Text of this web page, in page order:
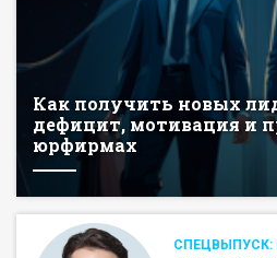
Как получить новых
дефицит, мотивация и
юрфирмах
СПЕЦВЫПУСК: